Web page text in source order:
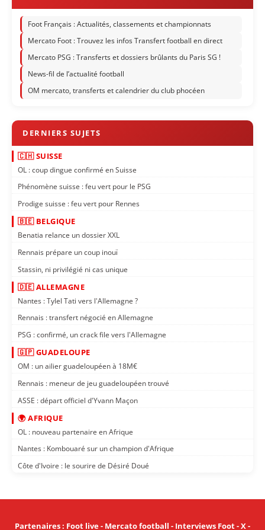
Foot Français : Actualités, classements et championnats
Mercato Foot : Trouvez les infos Transfert football en direct
Mercato PSG : Transferts et dossiers brûlants du Paris SG !
News-fil de l’actualité football
OM mercato, transferts et calendrier du club phocéen
🇨🇭 SUISSE
OL : coup dingue confirmé en Suisse
Phénomène suisse : feu vert pour le PSG
Prodige suisse : feu vert pour Rennes
🇧🇪 BELGIQUE
Benatia relance un dossier XXL
Rennais prépare un coup inouï
Stassin, ni privilégié ni cas unique
🇩🇪 ALLEMAGNE
Nantes : Tylel Tati vers l'Allemagne ?
Rennais : transfert négocié en Allemagne
PSG : confirmé, un crack file vers l'Allemagne
🇬🇵 GUADELOUPE
OM : un ailier guadeloupéen à 18M€
Rennais : meneur de jeu guadeloupéen trouvé
ASSE : départ officiel d'Yvann Maçon
🌍 AFRIQUE
OL : nouveau partenaire en Afrique
Nantes : Kombouaré sur un champion d'Afrique
Côte d'Ivoire : le sourire de Désiré Doué
Partenaires: Foot live- Mercato football - Interviews Foot-X-